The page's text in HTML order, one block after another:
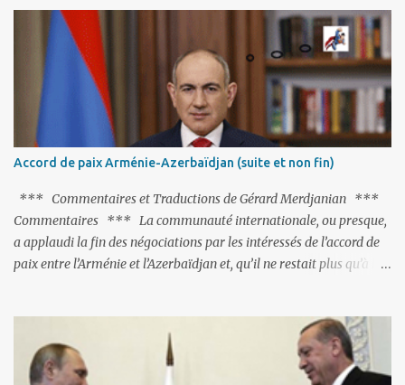
C'est hélas fort peu probable ; l'Histoire ou la Littérature ne sont
pas ses points forts, pas plus d'ailleurs que les négociations avec le
tandem turco-azéri. Faisant fi de tout ce qui précède la chute de
l'URSS, il est exclusivement intéressé par ce qu'il nomme «
l'Arménie réelle ». Même les trois présidents qu'ils l'ont précédés ne
trouvent pas grâce à ses yeux, les traitant de tous les noms, avant
de les traîner en justice. Et comme les politiciens ne lui suffisent
pas, il s'attaque aux dignitaires de l'Église arménienne, les...
Accord de paix Arménie-Azerbaïdjan (suite et non fin)
*** Commentaires et Traductions de Gérard Merdjanian ***
Commentaires *** La communauté internationale, ou presque,
a applaudi la fin des négociations par les intéressés de l’accord de
paix entre l’Arménie et l’Azerbaïdjan et, qu’il ne restait plus qu’à le
Les deux points non résolus portaient sur la renonciation aux
revendications internationales mutuelles et sur l'abstention de
déployer des représentants d'autres pays le long de la frontière